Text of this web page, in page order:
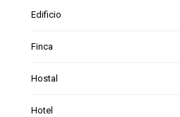
Edificio
Finca
Hostal
Hotel